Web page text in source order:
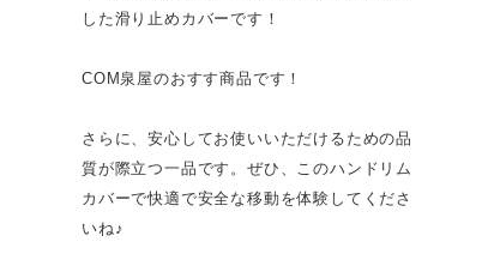
した滑り止めカバーです！
COM泉屋のおすす商品です！
さらに、安心してお使いいただけるための品
質が際立つ一品です。ぜひ、このハンドリム
カバーで快適で安全な移動を体験してくださ
いね♪